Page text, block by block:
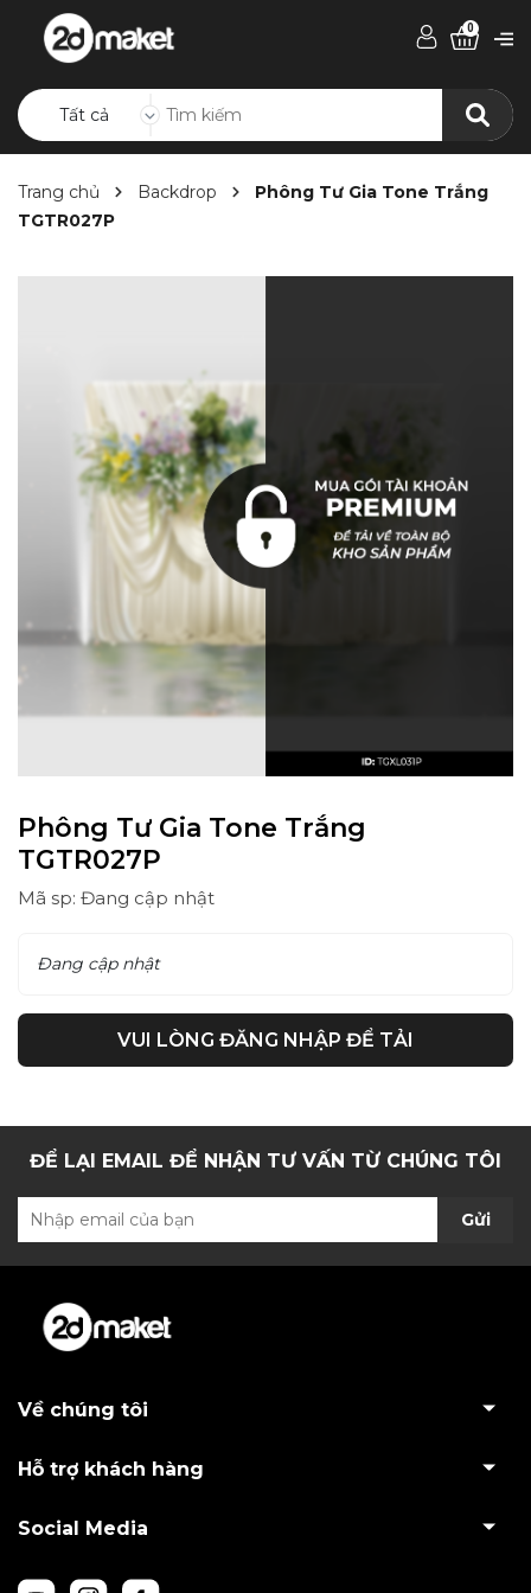
Tất cả
0
Trang chủ Backdrop
Phông Tư Gia Tone Trắng
TGTR027P
Phông Tư Gia Tone Trắng
TGTR027P
Mã sp: Đang cập nhật
Đang cập nhật
VUI LÒNG ĐĂNG NHẬP ĐỂ TẢI
ĐỂ LẠI EMAIL ĐỂ NHẬN TƯ VẤN TỪ CHÚNG TÔI
Gửi
Về chúng tôi
Hỗ trợ khách hàng
Social Media